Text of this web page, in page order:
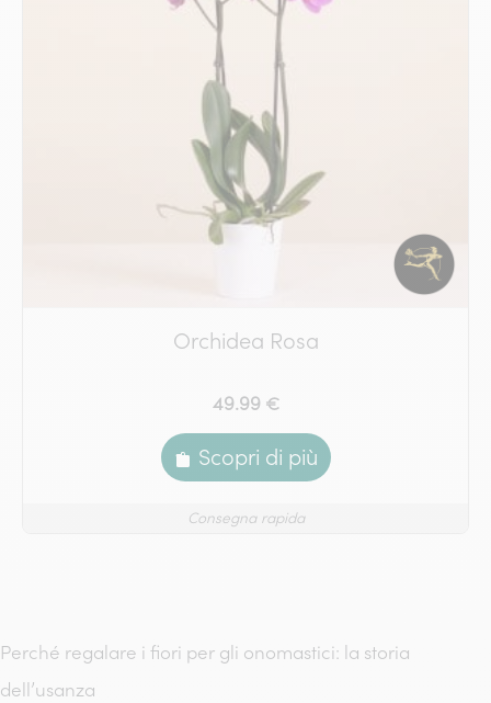
Orchidea Rosa
49.99 €
Scopri di più
Consegna rapida
Perché regalare i fiori per gli onomastici: la storia
dell’usanza